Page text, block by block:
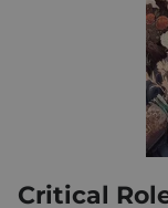
Critical